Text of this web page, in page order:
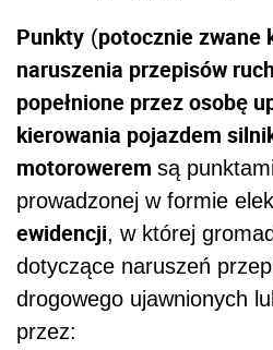
Punkty (potocznie zwane
naruszenia przepisów
popełnione przez osobę
kierowania pojazdem
motorowerem są
prowadzonej w formie
ewidencji, w której
dotyczące naruszeń
drogowego ujawnionych
przez: